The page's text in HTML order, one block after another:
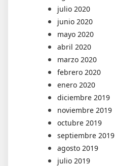
julio 2020
junio 2020
mayo 2020
abril 2020
marzo 2020
febrero 2020
enero 2020
diciembre 2019
noviembre 2019
octubre 2019
septiembre 2019
agosto 2019
julio 2019